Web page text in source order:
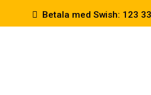
Betala med Swish: 123